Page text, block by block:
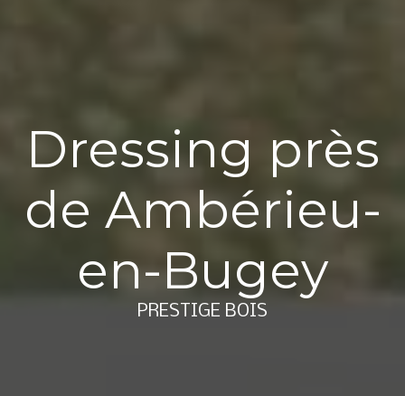
Dressing près
de Ambérieu-
en-Bugey
PRESTIGE BOIS